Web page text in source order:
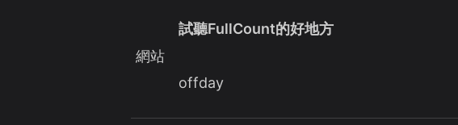
網站
試聽FullCount的好地方
offday